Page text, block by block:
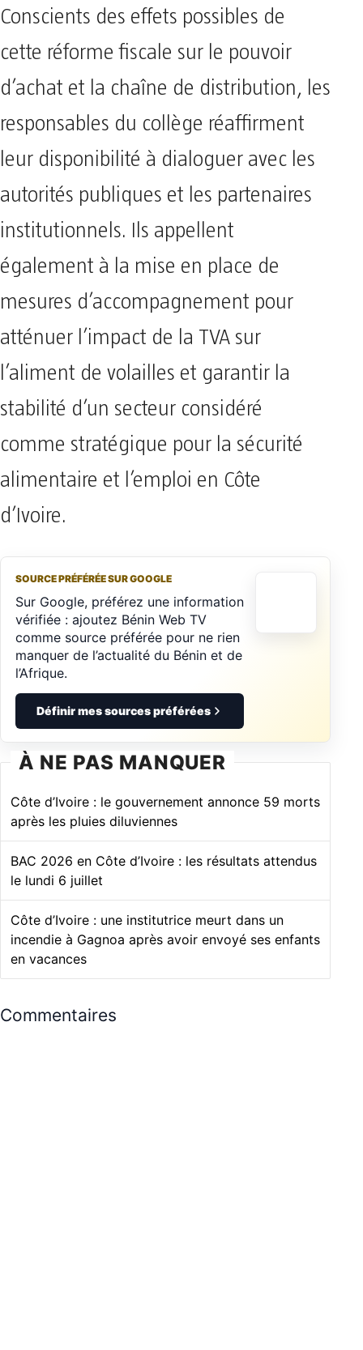
Conscients des effets possibles de
cette réforme fiscale sur le pouvoir
d’achat et la chaîne de distribution, les
responsables du collège réaffirment
leur disponibilité à dialoguer avec les
autorités publiques et les partenaires
institutionnels. Ils appellent
également à la mise en place de
mesures d’accompagnement pour
atténuer l’impact de la TVA sur
l’aliment de volailles et garantir la
stabilité d’un secteur considéré
comme stratégique pour la sécurité
alimentaire et l’emploi en Côte
d’Ivoire.
SOURCE PRÉFÉRÉE SUR GOOGLE
Sur Google, préférez une information
vérifiée : ajoutez Bénin Web TV
comme source préférée pour ne rien
manquer de l’actualité du Bénin et de
l’Afrique.
Définir mes sources préférées
À NE PAS MANQUER
Côte d’Ivoire : le gouvernement annonce 59 morts
après les pluies diluviennes
BAC 2026 en Côte d’Ivoire : les résultats attendus
le lundi 6 juillet
Côte d’Ivoire : une institutrice meurt dans un
incendie à Gagnoa après avoir envoyé ses enfants
en vacances
Commentaires